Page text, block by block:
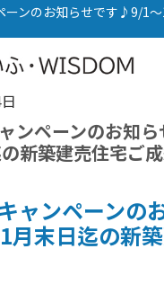
ーンのお知らせです♪9/1
ンペーンのお知
新築建売住宅ご
ャンペーンの
末日迄の新